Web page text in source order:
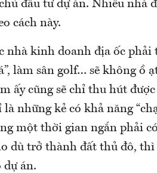
đầu tư dự án. Nhiều nhà
cách này.
nhà kinh doanh địa ốc
làm sân golf… sẽ không ồ
ấy cũng sẽ chỉ thu hút
những kẻ có khả năng
một thời gian ngắn phải
dù trở thành đất thủ đô,
dự án.